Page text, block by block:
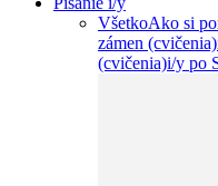
VšetkoAko si
zámen (cvičenia)
(cvičenia)i/y po